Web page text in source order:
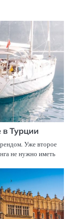
в Турции
Уже второе
не нужно иметь